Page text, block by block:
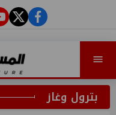
بترول وغاز